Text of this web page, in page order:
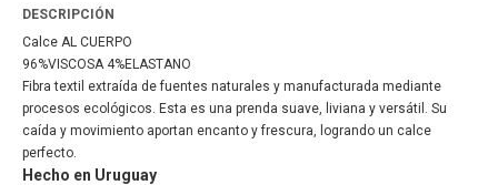
DESCRIPCIÓN
Calce AL CUERPO
96%VISCOSA 4%ELASTANO
Fibra textil extraída de fuentes naturales y manufacturada mediante
procesos ecológicos. Esta es una prenda suave, liviana y versátil. Su
caída y movimiento aportan encanto y frescura, logrando un calce
perfecto.
Hecho en Uruguay